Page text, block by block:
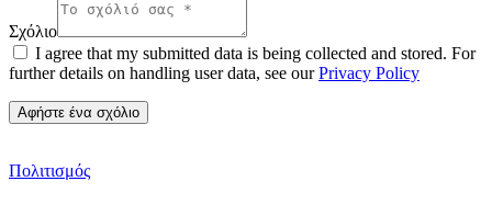
Σχόλιο
I agree that my submitted data is being collected and stored. For
further details on handling user data, see ourPrivacy Policy
Πολιτισμός